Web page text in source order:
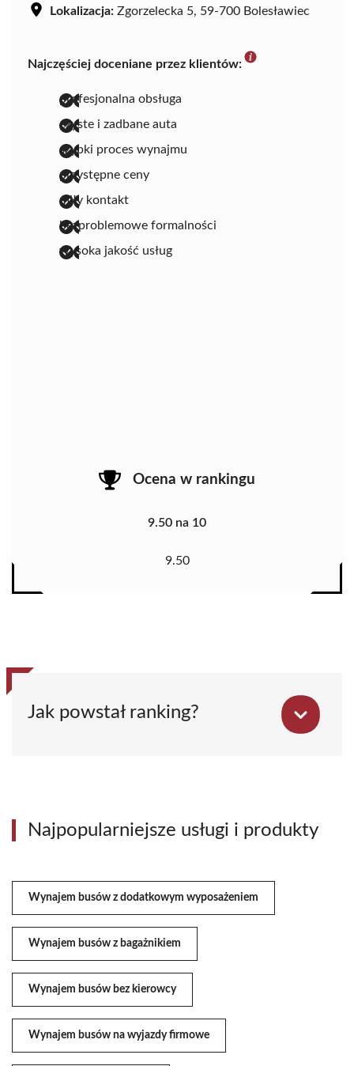
Lokalizacja: Zgorzelecka 5, 59-700 Bolesławiec
Najczęściej doceniane przez klientów:
profesjonalna obsługa
czyste i zadbane auta
szybki proces wynajmu
przystępne ceny
miły kontakt
bezproblemowe formalności
wysoka jakość usług
Ocena w rankingu
9.50 na 10
9.50
Jak powstał ranking?
Najpopularniejsze usługi i produkty
Wynajem busów z dodatkowym wyposażeniem
Wynajem busów z bagażnikiem
Wynajem busów bez kierowcy
Wynajem busów na wyjazdy firmowe